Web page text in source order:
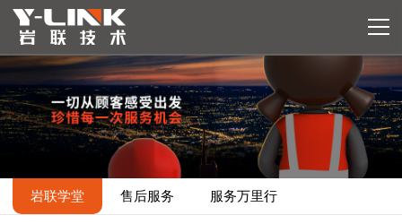
岩联学堂 售后服务 服务万里行